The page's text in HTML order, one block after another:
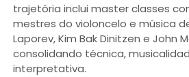
trajetória inclui master classes
mestres do violoncelo e música
Laporev, Kim Bak Dinitzen e John
consolidando técnica,
interpretativa.